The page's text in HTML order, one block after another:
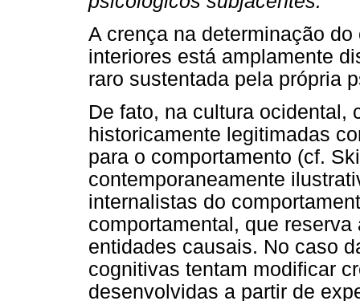
A crença na determinação
interiores está amplamente
raro sustentada pela própria
De fato, na cultura ocidental,
historicamente legitimadas
para o comportamento (cf.
contemporaneamente
internalistas do
comportamental, que
entidades causais. No caso
cognitivas tentam modificar
desenvolvidas a partir de